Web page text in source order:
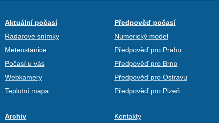
Aktuální počasí
Radarové snímky
Meteostanice
Počasí u vás
Webkamery
Teplotní mapa
Předpověď počasí
Numerický model
Předpověď pro Prahu
Předpověď pro Brno
Předpověď pro Ostravu
Předpověď pro Plzeň
Archiv Kontakty